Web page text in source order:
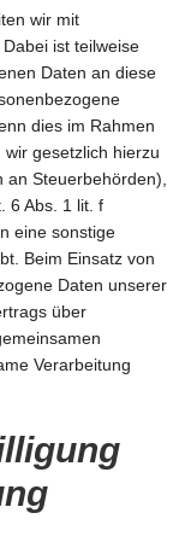
wir mit
ist teilweise
Daten an diese
dies im Rahmen
gesetzlich hierzu
Steuerbehörden),
6 Abs. 1 lit. f
eine sonstige
Beim Einsatz von
Daten unserer
über
Verarbeitung